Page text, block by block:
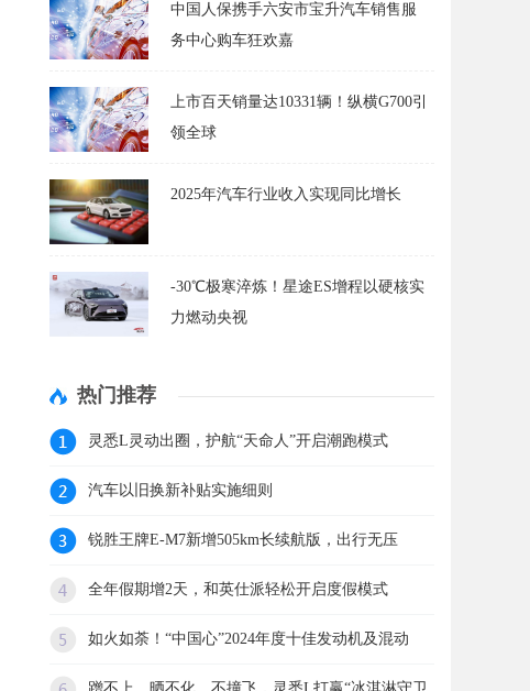
中国人保携手六安市宝升汽车销售服
务中心购车狂欢嘉
上市百天销量达10331辆！纵横G700引
领全球
2025年汽车行业收入实现同比增长
-30℃极寒淬炼！星途ES增程以硬核实
力燃动央视
热门推荐
灵悉L灵动出圈，护航“天命人”开启潮跑模式
汽车以旧换新补贴实施细则
锐胜王牌E-M7新增505km长续航版，出行无压
全年假期增2天，和英仕派轻松开启度假模式
如火如荼！“中国心”2024年度十佳发动机及混动